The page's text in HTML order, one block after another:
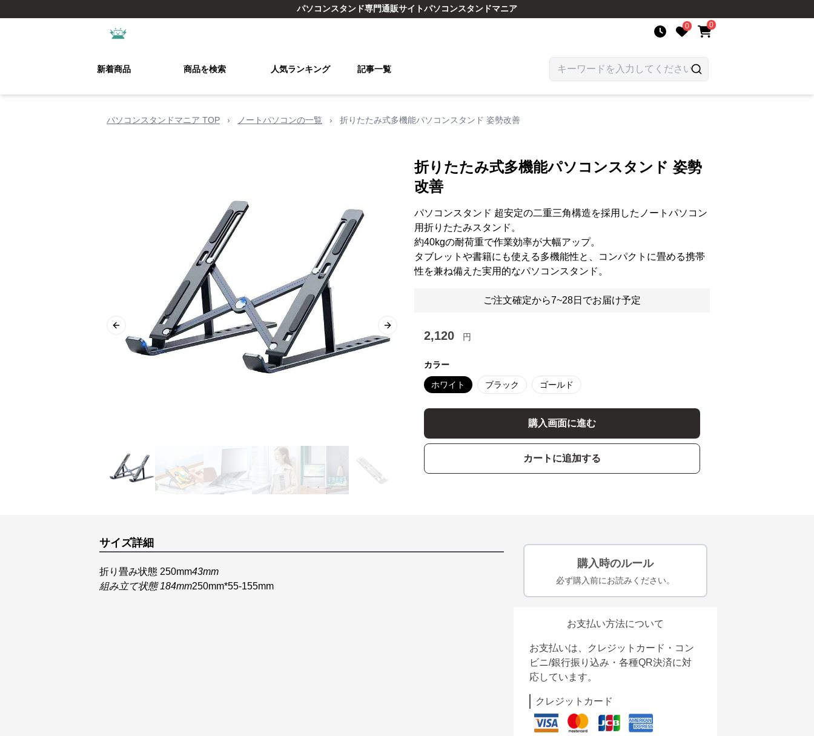
パソコンスタンド専門通販サイトパソコンスタンドマニア
0 0
新着商品 商品を検索 人気ランキング 記事一覧
パソコンスタンドマニア TOP › ノートパソコンの一覧 › 折りたたみ式多機能パソコンスタンド 姿勢改善
Previous slide Next slide
折りたたみ式多機能パソコンスタンド 姿勢
改善
パソコンスタンド 超安定の二重三角構造を採用したノートパソコン
用折りたたみスタンド。
約40kgの耐荷重で作業効率が大幅アップ。
タブレットや書籍にも使える多機能性と、コンパクトに畳める携帯
性を兼ね備えた実用的なパソコンスタンド。
ご注文確定から7~28日でお届け予定
2,120 円
カラー
ホワイト ブラック ゴールド
購入画面に進む
カートに追加する
サイズ詳細
折り畳み状態 250mm43mm
組み立て状態 184mm250mm*55-155mm
購入時のルール
必ず購入前にお読みください。
お支払い方法について
お支払いは、クレジットカード・コン
ビニ/銀行振り込み・各種QR決済に対
応しています。
クレジットカード